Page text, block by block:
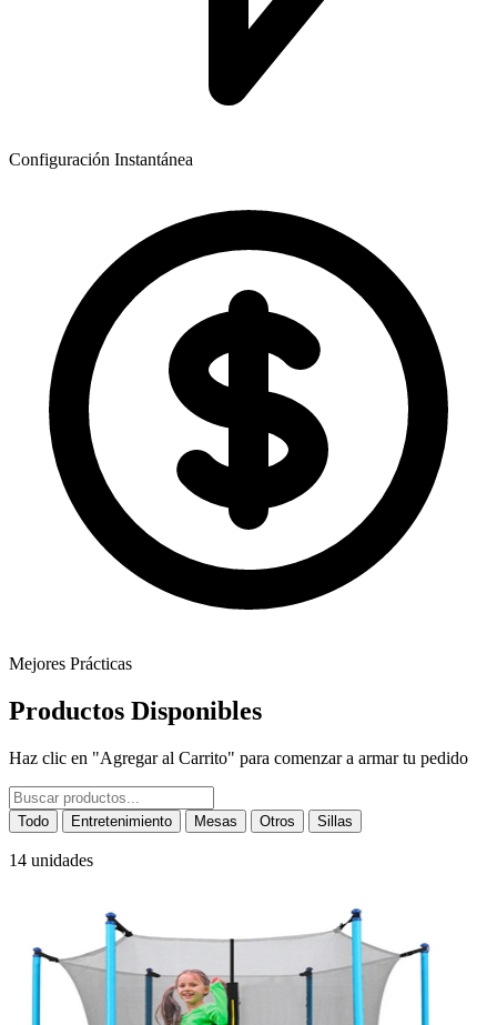
Configuración Instantánea
Mejores Prácticas
Productos Disponibles
Haz clic en "Agregar al Carrito" para comenzar a armar tu pedido
Todo Entretenimiento Mesas Otros Sillas
14 unidades